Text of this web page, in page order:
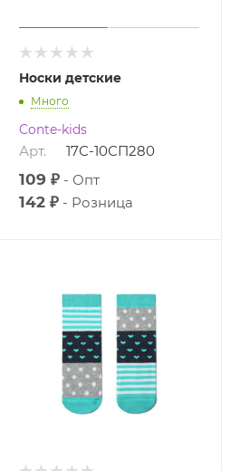
Носки детские
Много
Conte-kids
Арт. 17С-10СП280
109 ₽ Опт
142 ₽ Розница